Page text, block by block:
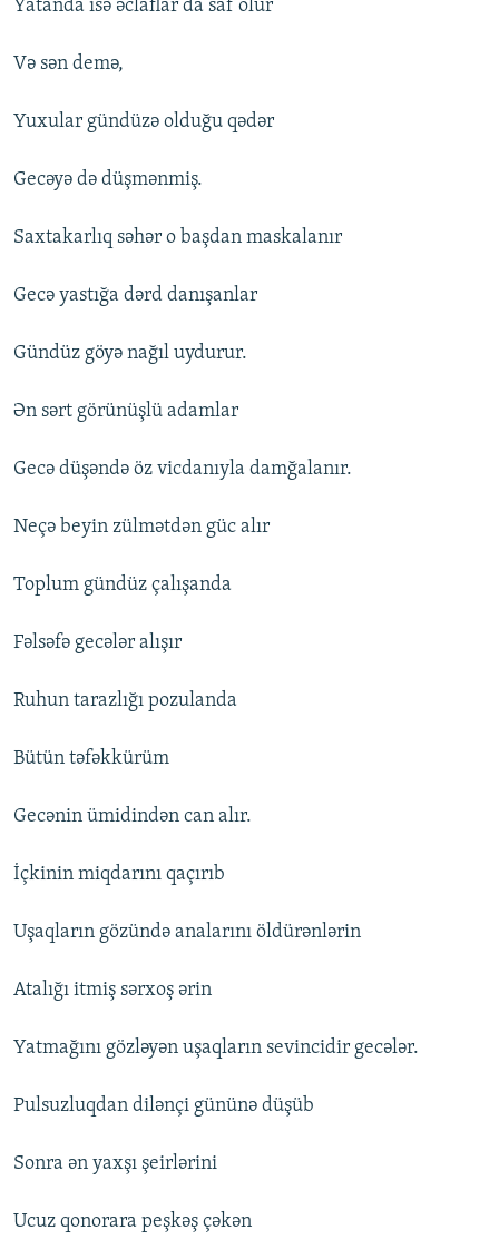
Yatanda isə əclaflar da saf olur
Və sən demə,
Yuxular gündüzə olduğu qədər
Gecəyə də düşmənmiş.
Saxtakarlıq səhər o başdan maskalanır
Gecə yastığa dərd danışanlar
Gündüz göyə nağıl uydurur.
Ən sərt görünüşlü adamlar
Gecə düşəndə öz vicdanıyla damğalanır.
Neçə beyin zülmətdən güc alır
Toplum gündüz çalışanda
Fəlsəfə gecələr alışır
Ruhun tarazlığı pozulanda
Bütün təfəkkürüm
Gecənin ümidindən can alır.
İçkinin miqdarını qaçırıb
Uşaqların gözündə analarını öldürənlərin
Atalığı itmiş sərxoş ərin
Yatmağını gözləyən uşaqların sevincidir gecələr.
Pulsuzluqdan dilənçi gününə düşüb
Sonra ən yaxşı şeirlərini
Ucuz qonorara peşkəş çəkən